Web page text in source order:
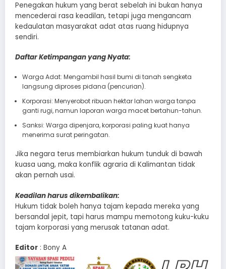
Penegakan hukum yang berat sebelah ini bukan hanya
mencederai rasa keadilan, tetapi juga mengancam
kedaulatan masyarakat adat atas ruang hidupnya
sendiri.
Daftar Ketimpangan yang Nyata:
Warga Adat: Mengambil hasil bumi di tanah sengketa
langsung diproses pidana (pencurian).
Korporasi: Menyerobot ribuan hektar lahan warga tanpa
ganti rugi, namun laporan warga macet bertahun-tahun.
Sanksi: Warga dipenjara, korporasi paling kuat hanya
menerima surat peringatan.
Jika negara terus membiarkan hukum tunduk di bawah
kuasa uang, maka konflik agraria di Kalimantan tidak
akan pernah usai.
Keadilan harus dikembalikan:
Hukum tidak boleh hanya tajam kepada mereka yang
bersandal jepit, tapi harus mampu memotong kuku-kuku
tajam korporasi yang merusak tatanan adat.
Editor : Bony A